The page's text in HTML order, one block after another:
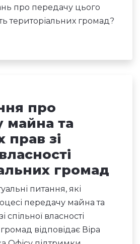
про передачу цього
територіальних громад?
про
майна та
прав зі
громад
питання, які
передачу майна та
спільної власності
відповідає Віра